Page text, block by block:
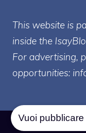
This website is
inside the
For advertising,
opportunities:
Vuoi